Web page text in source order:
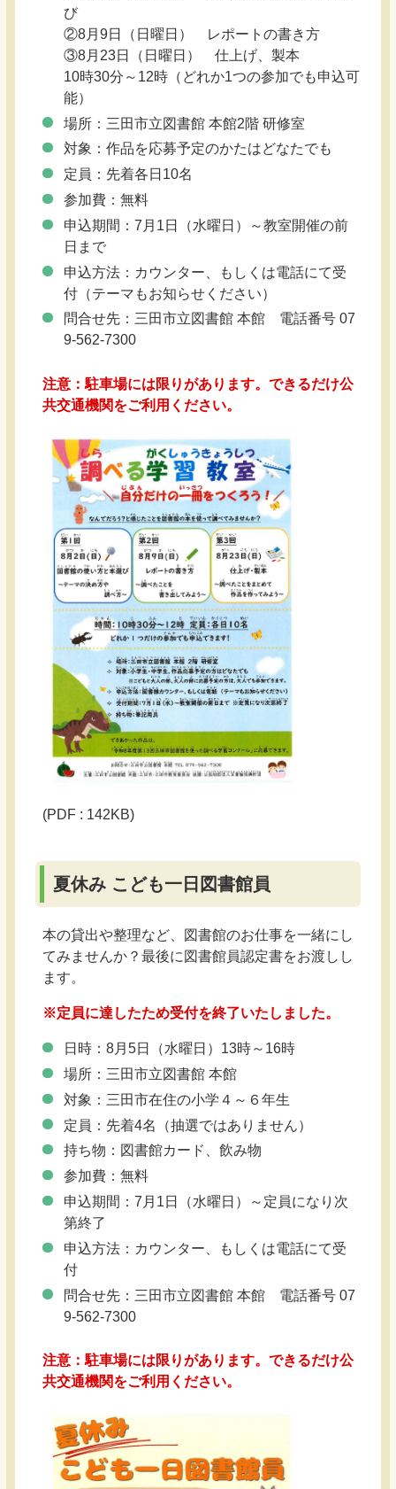
び
②8月9日（日曜日） レポートの書き方
③8月23日（日曜日） 仕上げ、製本
10時30分～12時（どれか1つの参加でも申込可
能）
場所：三田市立図書館 本館2階 研修室
対象：作品を応募予定のかたはどなたでも
定員：先着各日10名
参加費：無料
申込期間：7月1日（水曜日）～教室開催の前
日まで
申込方法：カウンター、もしくは電話にて受
付（テーマもお知らせください）
問合せ先：三田市立図書館 本館 電話番号 07
9-562-7300
注意：駐車場には限りがあります。できるだけ公
共交通機関をご利用ください。
(PDF : 142KB)
夏休み こども一日図書館員
本の貸出や整理など、図書館のお仕事を一緒にし
てみませんか？最後に図書館員認定書をお渡しし
ます。
※定員に達したため受付を終了いたしました。
日時：8月5日（水曜日）13時～16時
場所：三田市立図書館 本館
対象：三田市在住の小学４～６年生
定員：先着4名（抽選ではありません）
持ち物：図書館カード、飲み物
参加費：無料
申込期間：7月1日（水曜日）～定員になり次
第終了
申込方法：カウンター、もしくは電話にて受
付
問合せ先：三田市立図書館 本館 電話番号 07
9-562-7300
注意：駐車場には限りがあります。できるだけ公
共交通機関をご利用ください。